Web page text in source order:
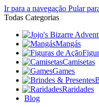
Ir para a navegação Pular
Todas Categorias
Mangás
Camisetas
Games
Raridades
Blog